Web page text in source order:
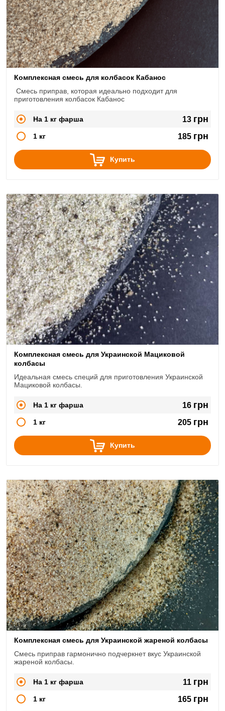
Комплексная смесь для колбасок Кабанос
Смесь приправ, которая идеально подходит для
приготовления колбасок Кабанос
На 1 кг фарша 13 грн
1 кг 185 грн
Купить
Комплексная смесь для Украинской Мациковой
колбасы
Идеальная смесь специй для приготовления Украинской
Мациковой колбасы.
На 1 кг фарша 16 грн
1 кг 205 грн
Купить
Комплексная смесь для Украинской жареной колбасы
Смесь приправ гармонично подчеркнет вкус Украинской
жареной колбасы.
На 1 кг фарша 11 грн
1 кг 165 грн